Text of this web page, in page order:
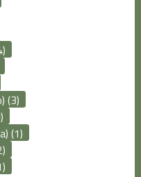
(3)
(1)